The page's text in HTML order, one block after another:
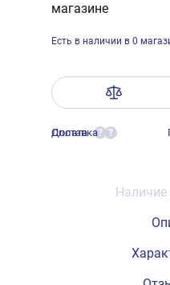
магазине
Есть в наличии в 0
Оплата ?
Доставка ?
Наличие